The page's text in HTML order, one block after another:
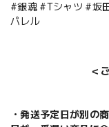
#銀魂 #Tシャツ #坂
パレル
＜
・発送予定日が別の